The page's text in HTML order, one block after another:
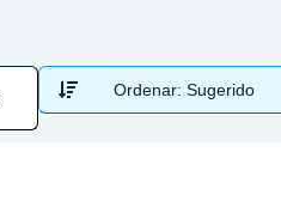
Ordenar: Sugerido